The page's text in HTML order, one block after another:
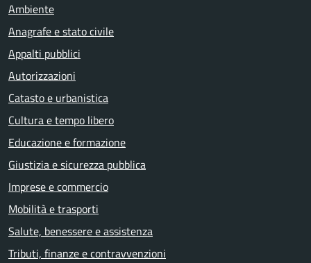
Ambiente
Anagrafe e stato civile
Appalti pubblici
Autorizzazioni
Catasto e urbanistica
Cultura e tempo libero
Educazione e formazione
Giustizia e sicurezza pubblica
Imprese e commercio
Mobilità e trasporti
Salute, benessere e assistenza
Tributi, finanze e contravvenzioni